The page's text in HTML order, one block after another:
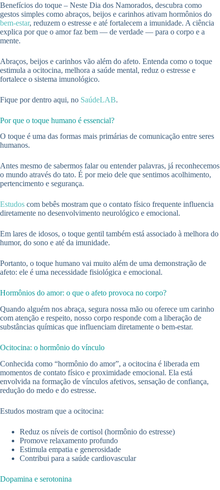
Benefícios do toque – Neste Dia dos Namorados, descubra como
gestos simples como abraços, beijos e carinhos ativam hormônios do
bem-estar, reduzem o estresse e até fortalecem a imunidade. A ciência
explica por que o amor faz bem — de verdade — para o corpo e a
mente.
Abraços, beijos e carinhos vão além do afeto. Entenda como o toque
estimula a ocitocina, melhora a saúde mental, reduz o estresse e
fortalece o sistema imunológico.
Fique por dentro aqui, no SaúdeLAB.
Por que o toque humano é essencial?
O toque é uma das formas mais primárias de comunicação entre seres
humanos.
Antes mesmo de sabermos falar ou entender palavras, já reconhecemos
o mundo através do tato. É por meio dele que sentimos acolhimento,
pertencimento e segurança.
Estudos com bebês mostram que o contato físico frequente influencia
diretamente no desenvolvimento neurológico e emocional.
Em lares de idosos, o toque gentil também está associado à melhora do
humor, do sono e até da imunidade.
Portanto, o toque humano vai muito além de uma demonstração de
afeto: ele é uma necessidade fisiológica e emocional.
Hormônios do amor: o que o afeto provoca no corpo?
Quando alguém nos abraça, segura nossa mão ou oferece um carinho
com atenção e respeito, nosso corpo responde com a liberação de
substâncias químicas que influenciam diretamente o bem-estar.
Ocitocina: o hormônio do vínculo
Conhecida como “hormônio do amor”, a ocitocina é liberada em
momentos de contato físico e proximidade emocional. Ela está
envolvida na formação de vínculos afetivos, sensação de confiança,
redução do medo e do estresse.
Estudos mostram que a ocitocina:
Reduz os níveis de cortisol (hormônio do estresse)
Promove relaxamento profundo
Estimula empatia e generosidade
Contribui para a saúde cardiovascular
Dopamina e serotonina